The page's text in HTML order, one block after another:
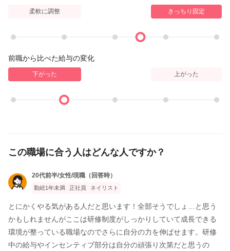
柔軟に調整 きっちり固定
前職から比べた給与の変化
下がった 上がった
この職場に合う人はどんな人ですか？
20代前半/女性/現職（回答時）
勤続1年未満 正社員 ネイリスト
とにかくやる気がある人だと思います！全部そうでしょ…と思う
かもしれませんがここは研修制度がしっかりしていて成長できる
環境が整っている職場なのでさらに自分の力を伸ばせます。研修
中の給与やインセンティブ部分は自分の頑張り次第だと思うの